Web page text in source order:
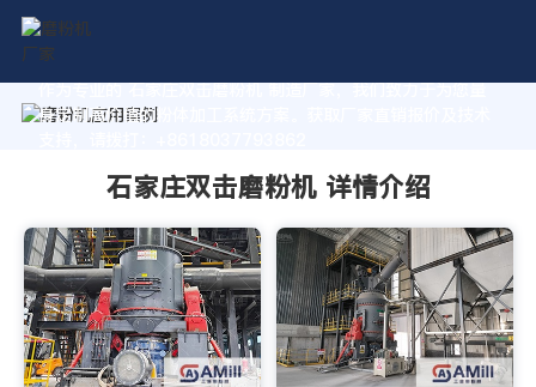
作为专业的 石家庄双击磨粉机 制造厂家，我们致力于为您量
身定制高价值的粉体加工系统方案。获取厂家直销报价及技术
石家庄双击磨粉机 详情介绍